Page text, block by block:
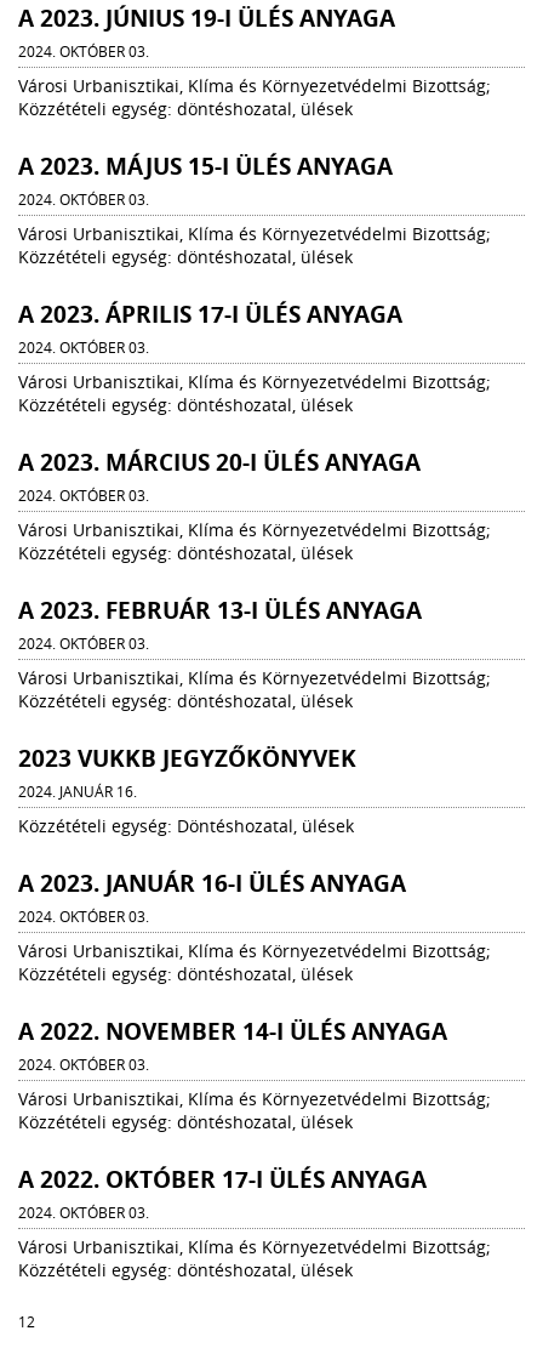
A 2023. JÚNIUS 19-I ÜLÉS ANYAGA
2024. OKTÓBER 03.
Városi Urbanisztikai, Klíma és Környezetvédelmi Bizottság;
Közzétételi egység: döntéshozatal, ülések
A 2023. MÁJUS 15-I ÜLÉS ANYAGA
2024. OKTÓBER 03.
Városi Urbanisztikai, Klíma és Környezetvédelmi Bizottság;
Közzétételi egység: döntéshozatal, ülések
A 2023. ÁPRILIS 17-I ÜLÉS ANYAGA
2024. OKTÓBER 03.
Városi Urbanisztikai, Klíma és Környezetvédelmi Bizottság;
Közzétételi egység: döntéshozatal, ülések
A 2023. MÁRCIUS 20-I ÜLÉS ANYAGA
2024. OKTÓBER 03.
Városi Urbanisztikai, Klíma és Környezetvédelmi Bizottság;
Közzétételi egység: döntéshozatal, ülések
A 2023. FEBRUÁR 13-I ÜLÉS ANYAGA
2024. OKTÓBER 03.
Városi Urbanisztikai, Klíma és Környezetvédelmi Bizottság;
Közzétételi egység: döntéshozatal, ülések
2023 VUKKB JEGYZŐKÖNYVEK
2024. JANUÁR 16.
Közzétételi egység: Döntéshozatal, ülések
A 2023. JANUÁR 16-I ÜLÉS ANYAGA
2024. OKTÓBER 03.
Városi Urbanisztikai, Klíma és Környezetvédelmi Bizottság;
Közzétételi egység: döntéshozatal, ülések
A 2022. NOVEMBER 14-I ÜLÉS ANYAGA
2024. OKTÓBER 03.
Városi Urbanisztikai, Klíma és Környezetvédelmi Bizottság;
Közzétételi egység: döntéshozatal, ülések
A 2022. OKTÓBER 17-I ÜLÉS ANYAGA
2024. OKTÓBER 03.
Városi Urbanisztikai, Klíma és Környezetvédelmi Bizottság;
Közzétételi egység: döntéshozatal, ülések
12